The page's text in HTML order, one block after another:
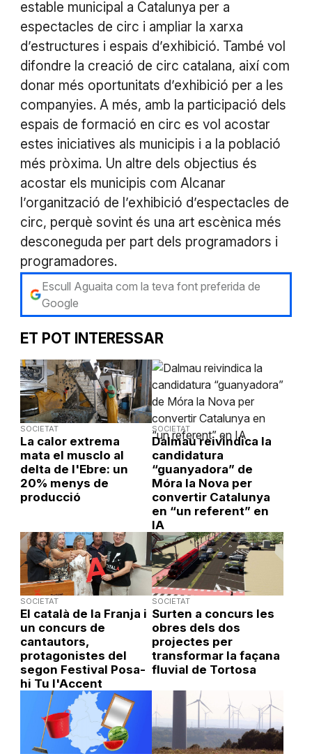
estable municipal a Catalunya per a
espectacles de circ i ampliar la xarxa
d’estructures i espais d’exhibició. També vol
difondre la creació de circ catalana, així com
donar més oportunitats d’exhibició per a les
companyies. A més, amb la participació dels
espais de formació en circ es vol acostar
estes iniciatives als municipis i a la població
més pròxima. Un altre dels objectius és
acostar els municipis com Alcanar
l’organització de l’exhibició d’espectacles de
circ, perquè sovint és una art escènica més
desconeguda per part dels programadors i
programadores.
Escull Aguaita com la teva font preferida de
Google
ET POT INTERESSAR
SOCIETAT
La calor extrema
mata el musclo al
delta de l'Ebre: un
20% menys de
producció
SOCIETAT
Dalmau reivindica la
candidatura
“guanyadora” de
Móra la Nova per
convertir Catalunya
en “un referent” en
IA
SOCIETAT
El català de la Franja i
un concurs de
cantautors,
protagonistes del
segon Festival Posa-
hi Tu l'Accent
SOCIETAT
Surten a concurs les
obres dels dos
projectes per
transformar la façana
fluvial de Tortosa